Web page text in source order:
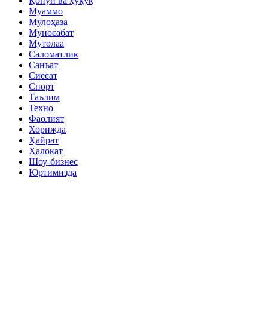
Муаммо
Мулоҳаза
Муносабат
Мутолаа
Саломатлик
Санъат
Сиёсат
Спорт
Таълим
Техно
Фаолият
Хорижда
Ҳайрат
Ҳалокат
Шоу-бизнес
Юртимизда